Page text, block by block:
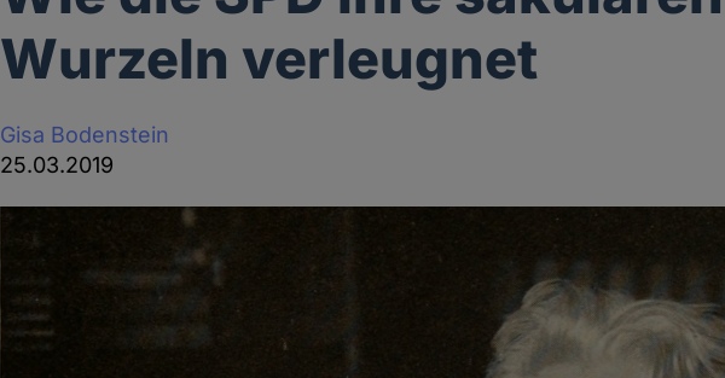
Wurzeln verleugnet
Gisa Bodenstein
25.03.2019